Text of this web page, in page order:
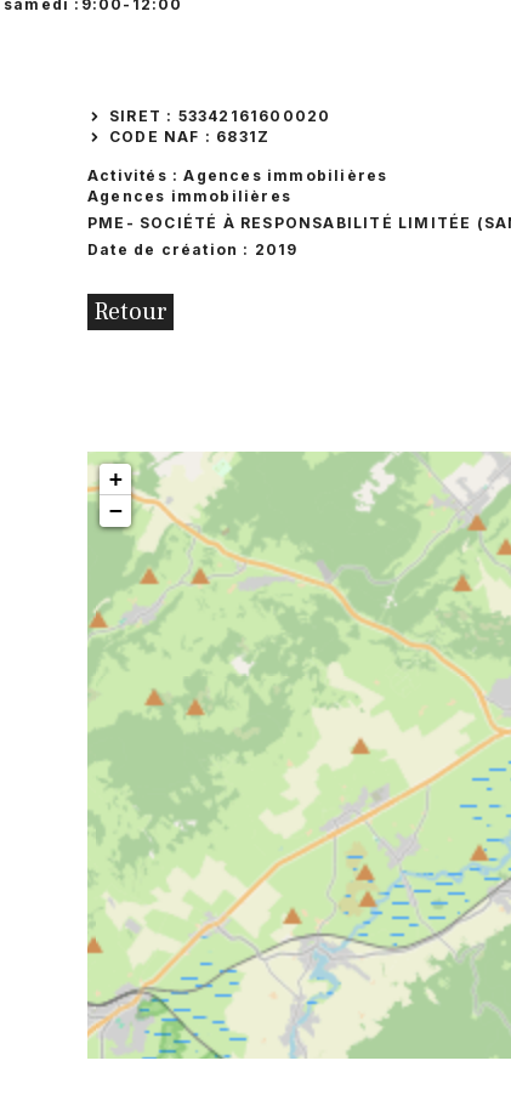
samedi :9:00-12:00
SIRET : 53342161600020
CODE NAF : 6831Z
Activités : Agences immobilières
Agences immobilières
PME - SOCIÉTÉ À RESPONSABILITÉ LIMITÉE
Date de création : 2019
Retour
+
−